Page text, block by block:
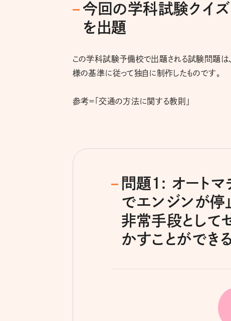
今回の学科試験クイズ
を出題
この学科試験予備校で出題される試験問題
様の基準に従って独自に制作したものです。
参考＝「交通の方法に関する教則」
問題1: オートマ
でエンジンが停
非常手段として
かすことができる